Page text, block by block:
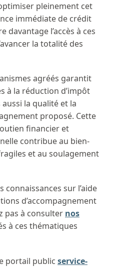
pleinement cet
immédiate de crédit
davantage l’accès à ces
la totalité des
agréés garantit
à la réduction d’impôt
la qualité et la
proposé. Cette
financier et
contribue au bien-
et au soulagement
sur l’aide
d’accompagnement
pas à consulter nos
à ces thématiques
portail public service-